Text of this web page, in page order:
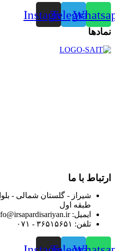
Telegram
Instagram
نمادها
ارتباط با ما
شیراز - گلستان شمالی -
طبقه اول
ایمیل: info@irsapardisariyan.ir
تلفن: ۳۶۵۱۵۶۵۱ - ۰۷۱